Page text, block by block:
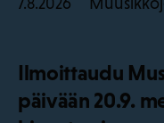
7.8.2026
Ilmoittaudu
päivään 20.9.